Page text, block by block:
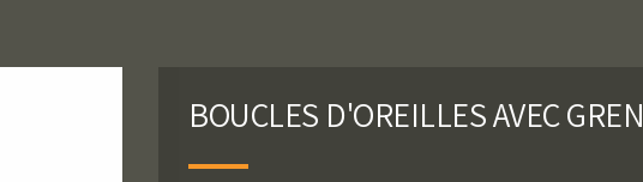
BOUCLES D'OREILLES AVEC